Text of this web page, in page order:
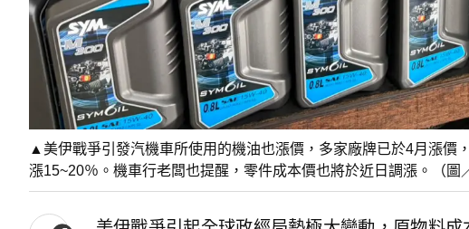
▲美伊戰爭引發汽機車所使用的機油也漲價，多家廠牌已於4月漲價
漲15~20％。機車行老闆也提醒，零件成本價也將於近日調漲。（圖